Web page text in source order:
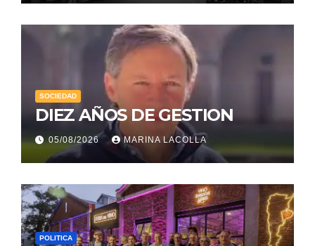
SOCIEDAD
DIEZ AÑOS DE GESTION
05/08/2026 MARINA LACOLLA
POLITICA